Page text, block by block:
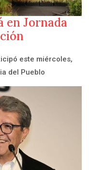
en Jornada
este miércoles,
del Pueblo